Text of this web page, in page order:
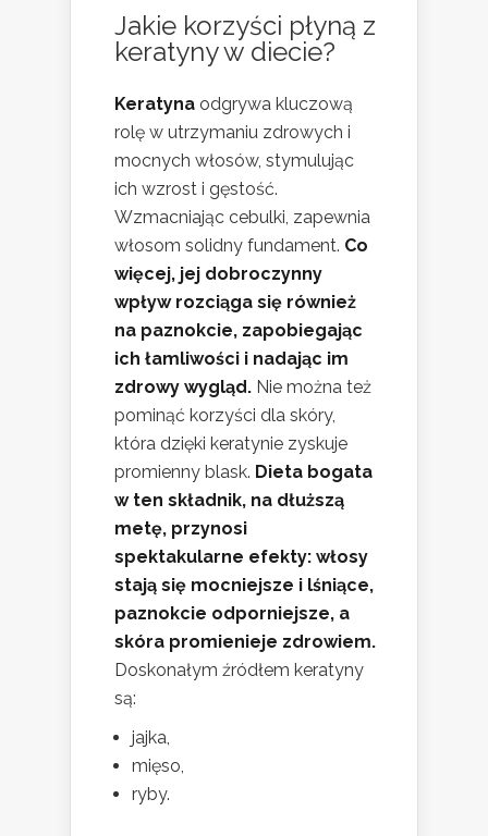
Jakie korzyści płyną z
keratyny w diecie?
Keratyna odgrywa kluczową
rolę w utrzymaniu zdrowych i
mocnych włosów, stymulując
ich wzrost i gęstość.
Wzmacniając cebulki, zapewnia
włosom solidny fundament. Co
więcej, jej dobroczynny
wpływ rozciąga się również
na paznokcie, zapobiegając
ich łamliwości i nadając im
zdrowy wygląd. Nie można też
pominąć korzyści dla skóry,
która dzięki keratynie zyskuje
promienny blask. Dieta bogata
w ten składnik, na dłuższą
metę, przynosi
spektakularne efekty: włosy
stają się mocniejsze i lśniące,
paznokcie odporniejsze, a
skóra promienieje zdrowiem.
Doskonałym źródłem keratyny
są:
jajka,
mięso,
ryby.